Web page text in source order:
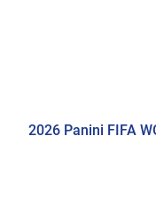
2026 Panini FIFA